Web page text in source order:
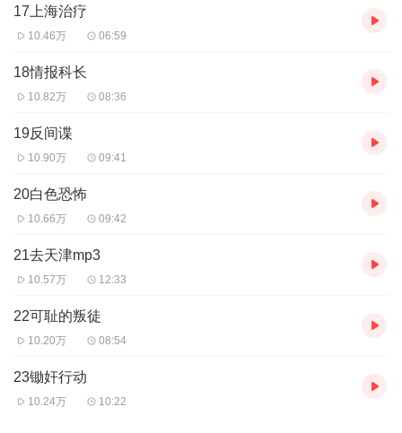
17上海治疗
10.46万 06:59
18情报科长
10.82万 08:36
19反间谍
10.90万 09:41
20白色恐怖
10.66万 09:42
21去天津mp3
10.57万 12:33
22可耻的叛徒
10.20万 08:54
23锄奸行动
10.24万 10:22